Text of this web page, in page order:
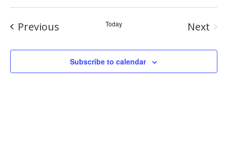
PreviousEvents Today
Next
Subscribe to calendar